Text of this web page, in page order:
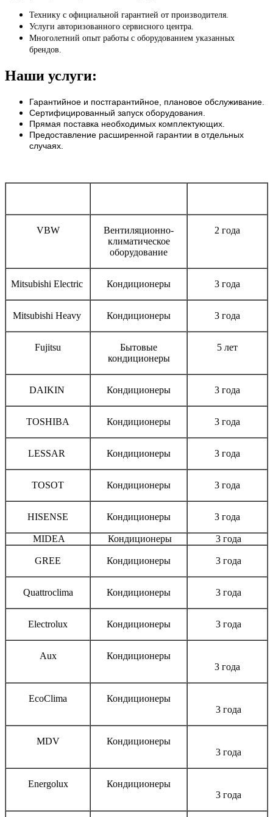
Технику с официальной гарантией от производителя.
Услуги авторизованного сервисного центра.
Многолетний опыт работы с оборудованием указанных
брендов.
Наши услуги:
Гарантийное и постгарантийное, плановое обслуживание.
Сертифицированный запуск оборудования.
Прямая поставка необходимых комплектующих.
Предоставление расширенной гарантии в отдельных
случаях.
VBW
Вентиляционно-
климатическое
оборудование
2 года
Mitsubishi Electric Кондиционеры 3 года
Mitsubishi Heavy Кондиционеры 3 года
Fujitsu
Бытовые
кондиционеры
5 лет
DAIKIN Кондиционеры 3 года
TOSHIBA Кондиционеры 3 года
LESSAR Кондиционеры 3 года
TOSOT Кондиционеры 3 года
HISENSE Кондиционеры 3 года
MIDEA Кондиционеры 3 года
GREE Кондиционеры 3 года
Quattroclima Кондиционеры 3 года
Electrolux Кондиционеры 3 года
Aux
Кондиционеры
3 года
EcoClima
Кондиционеры
3 года
MDV
Кондиционеры
3 года
Energolux
Кондиционеры
3 года